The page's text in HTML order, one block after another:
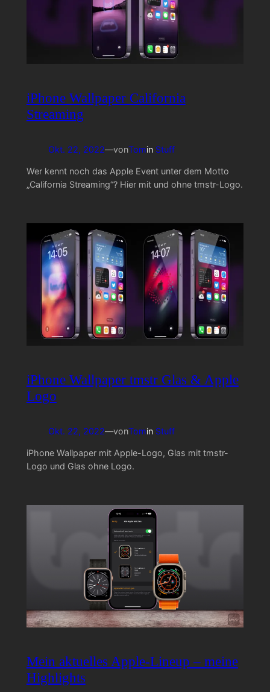
iPhone Wallpaper California
Streaming
Okt. 22, 2022—vonTomin Stuff
Wer kennt noch das Apple Event unter dem Motto
„California Streaming“? Hier mit und ohne tmstr-Logo.
iPhone Wallpaper tmstr Glas & Apple
Logo
Okt. 22, 2022—vonTomin Stuff
iPhone Wallpaper mit Apple-Logo, Glas mit tmstr-
Logo und Glas ohne Logo.
Mein aktuelles Apple-Lineup – meine
Highlights